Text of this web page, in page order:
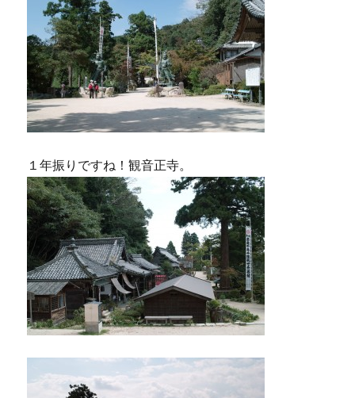
１年振りですね！観音正寺。